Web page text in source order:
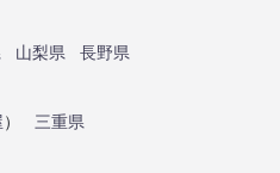
山梨県
長野県
）
三重県